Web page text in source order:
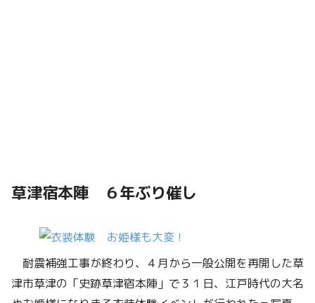
草津宿本陣 ６年ぶり催し
耐震補強工事が終わり、４月から一般公開を再開した草
津市草津の「史跡草津宿本陣」で３１日、江戸時代の大名